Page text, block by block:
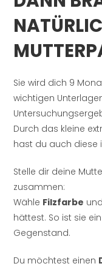
Sie wird dich 9
wichtigen
Durch das kleine
hast du auch diese
Stelle dir deine
zusammen:
Wähle Filzfarbe
hättest. So ist sie
Gegenstand.
Du möchtest einen